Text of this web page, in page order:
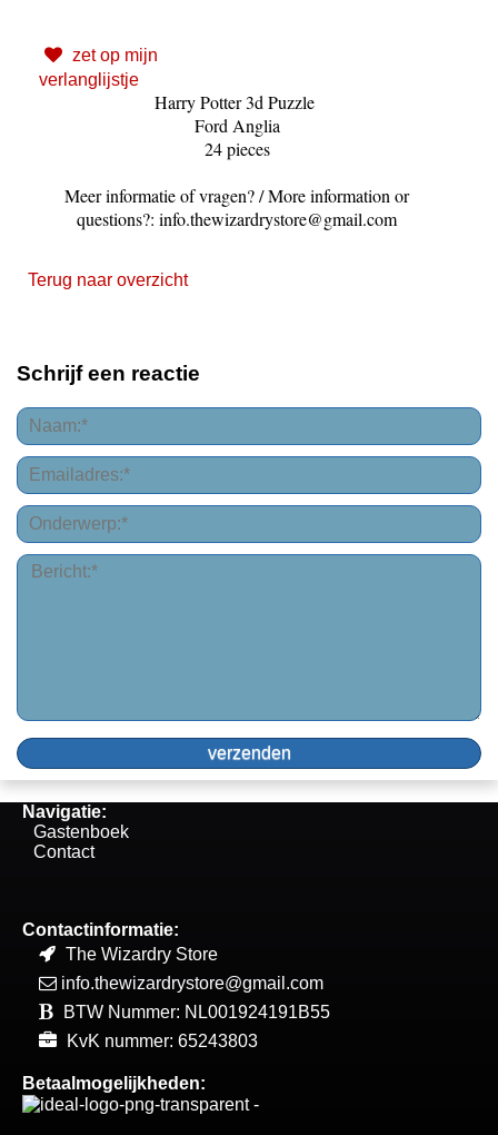
zet op mijn
verlanglijstje
Harry Potter 3d Puzzle
Ford Anglia
24 pieces
Meer informatie of vragen? / More information or
questions?: info.thewizardrystore@gmail.com
Terug naar overzicht
Schrijf een reactie
Navigatie:
Gastenboek
Contact
Contactinformatie:
The Wizardry Store
info.thewizardrystore@gmail.com
BTW Nummer: NL001924191B55
KvK nummer: 65243803
Betaalmogelijkheden: